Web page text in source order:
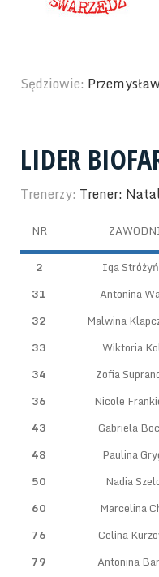
Sędziowie:
LIDER
Trenerzy: Trener:
NR
2 Iga
31
Antonina
32
Malwina
33
Wiktoria
34
Zofia
36
Nicole
43
Gabriela
48
Paulina
50
Nadia
60
Marcelina
76
Celina
79
Antonina